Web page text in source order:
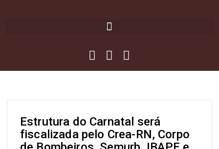
Estrutura do Carnatal será
fiscalizada pelo Crea-RN, Corpo